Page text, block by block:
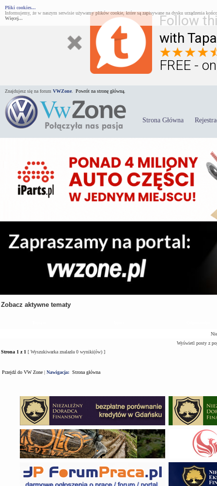
Follow
with
FREE -
Pliki cookies...
Informujemy, że w naszym serwisie używamy plików cookie, które są zapisywane na dysku urządzenia
Więcej...
Znajdujesz się na forum VWZone Powrót na stronę główną.
Strona Główna
Zobacz aktywne tematy
Wyświetl posty z
Strona 1 z 1 [ Wyszukiwarka znalazła 0 wyniki(ów) ]
Przejdź do VW Zone | Nawigacja: Strona główna